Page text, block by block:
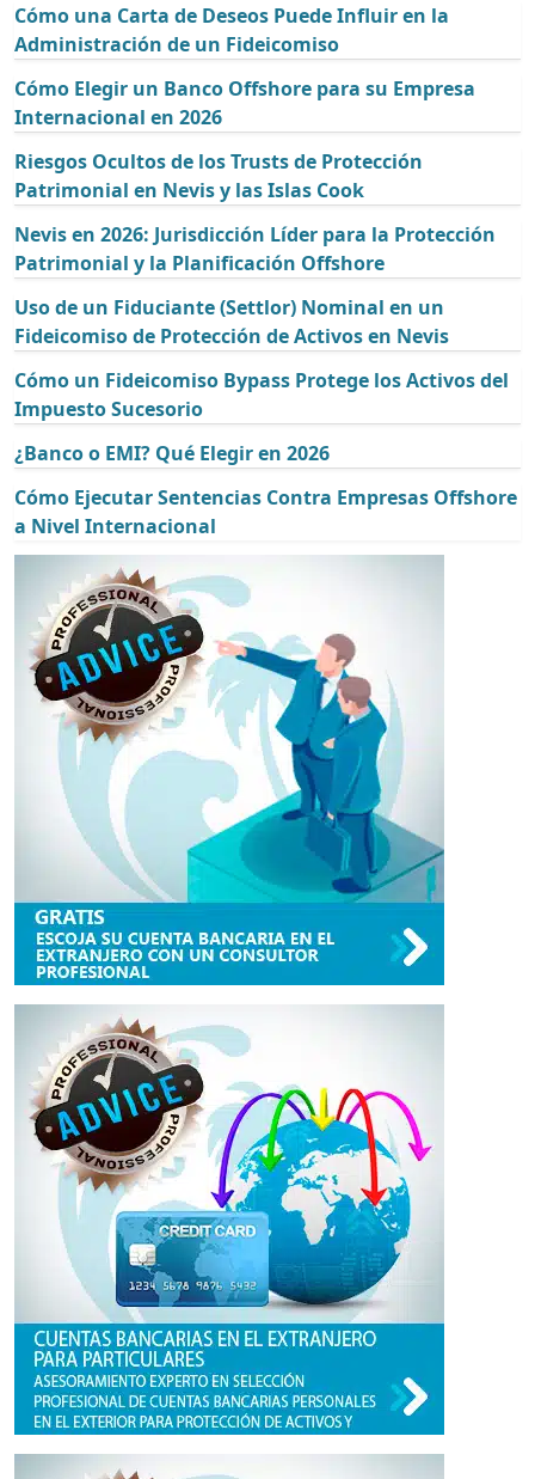
Cómo una Carta de Deseos Puede Influir en la
Administración de un Fideicomiso
Cómo Elegir un Banco Offshore para su Empresa
Internacional en 2026
Riesgos Ocultos de los Trusts de Protección
Patrimonial en Nevis y las Islas Cook
Nevis en 2026: Jurisdicción Líder para la Protección
Patrimonial y la Planificación Offshore
Uso de un Fiduciante (Settlor) Nominal en un
Fideicomiso de Protección de Activos en Nevis
Cómo un Fideicomiso Bypass Protege los Activos del
Impuesto Sucesorio
¿Banco o EMI? Qué Elegir en 2026
Cómo Ejecutar Sentencias Contra Empresas Offshore
a Nivel Internacional